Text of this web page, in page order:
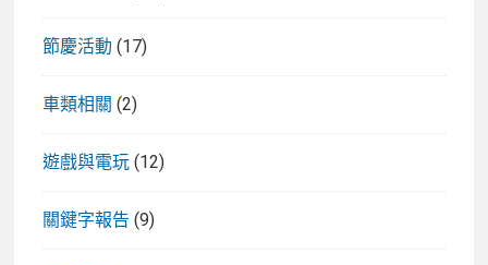
節慶活動 (17)
車類相關 (2)
遊戲與電玩 (12)
關鍵字報告 (9)